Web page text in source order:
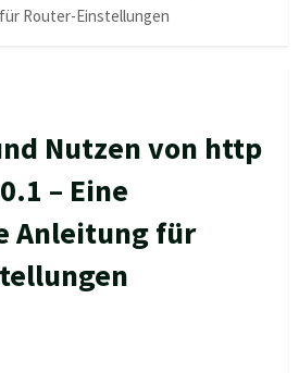
Router-Einstellungen
Nutzen von http
– Eine
Anleitung für